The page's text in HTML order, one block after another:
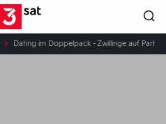
3SAT
Dating im Doppelpack - Zwillinge auf